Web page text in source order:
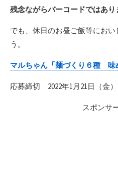
残念ながらバーコードではあり
でも、休日のお昼ご飯等にお
う。
マルちゃん「麺づくり６種 味
応募締切 2022年1月21日（金）
スポンサ